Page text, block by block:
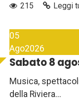
215
Leggi
05
Ago2026
Sabato 8
Musica,
della Riviera...